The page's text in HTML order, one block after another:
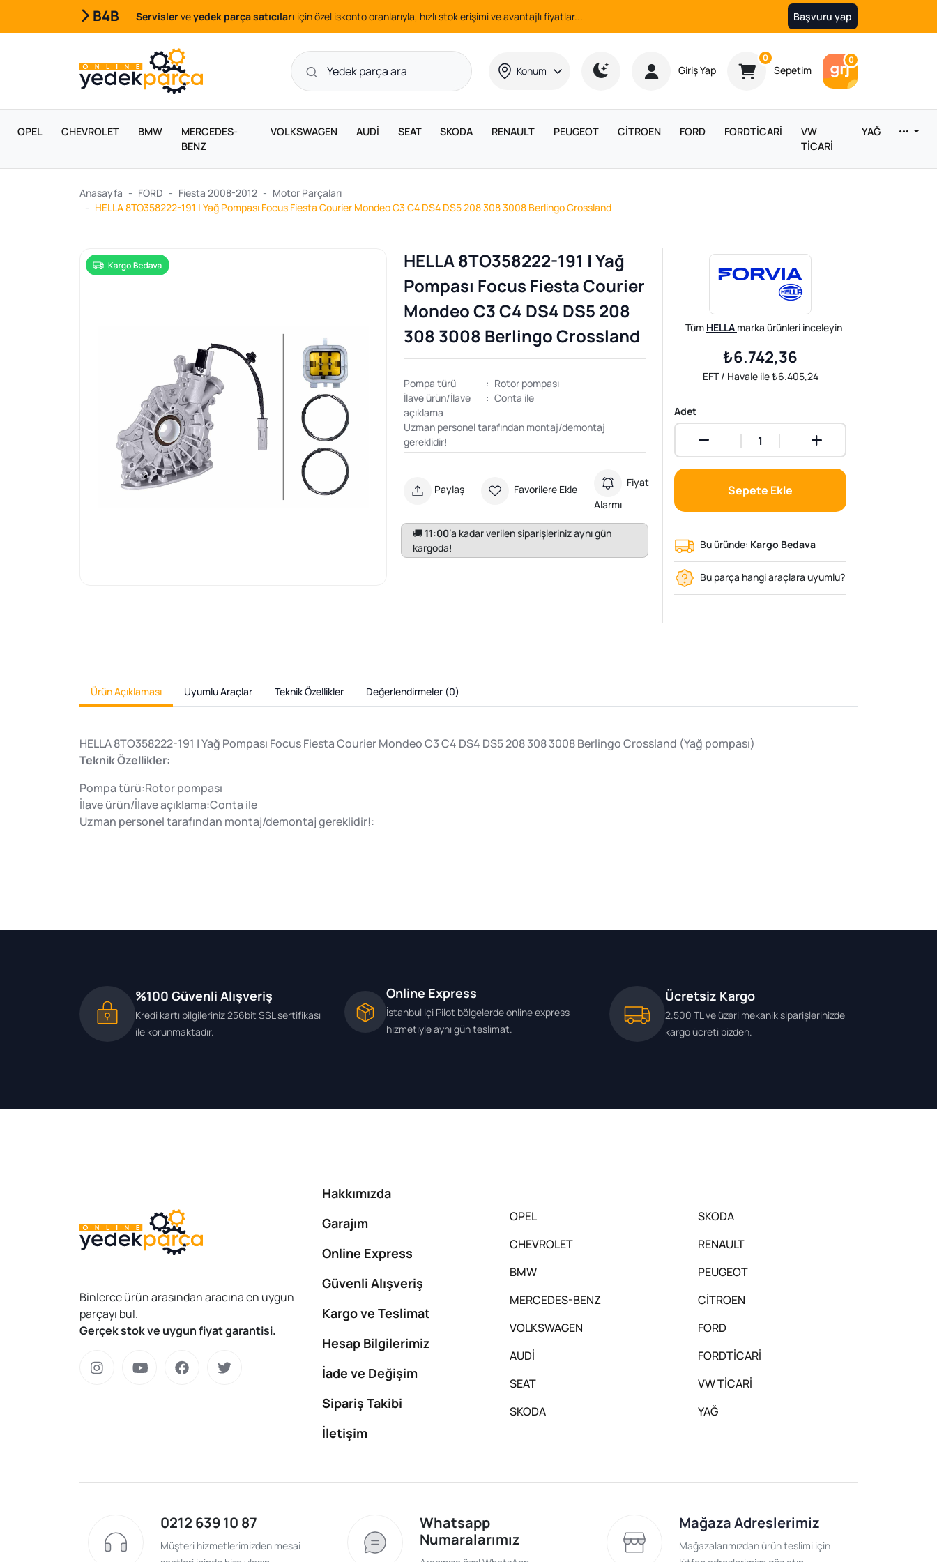
B4B Servislerveyedek parça satıcıları için özel iskonto oranlarıyla, hızlı stok erişimi ve avantajlı fiyatlar... Başvuru yap
Konum Giriş Yap
0Ürün sayısı
Sepetim
0Araç sayısı
OPEL CHEVROLET BMW
MERCEDES-
BENZ
VOLKSWAGEN AUDİ SEAT SKODA RENAULT PEUGEOT CİTROEN FORD FORDTİCARİ
VW
TİCARİ
YAĞ
Anasayfa FORD Fiesta 2008-2012
Motor Parçaları
HELLA 8TO358222-191 | Yağ Pompası Focus Fiesta Courier Mondeo C3 C4 DS4 DS5 208 308 3008 Berlingo Crossland
HELLA 8TO358222-191 | Yağ
Pompası Focus Fiesta Courier
Mondeo C3 C4 DS4 DS5 208
308 3008 Berlingo Crossland
Pompa türü : Rotor pompası
İlave ürün/İlave
açıklama
: Conta ile
Uzman personel tarafından montaj/demontaj
gereklidir!
Paylaş Favorilere Ekle
Fiyat
Alarmı
🚚11:00’a kadar verilen siparişleriniz aynı gün
kargoda!
Tüm HELLA marka ürünleri inceleyin
₺6.742,36
EFT / Havale ile ₺6.405,24
Adet
Sepete Ekle
Bu üründe: Kargo Bedava
Bu parça hangi araçlara uyumlu?
Ürün Açıklaması Uyumlu Araçlar Teknik Özellikler Değerlendirmeler (0)
HELLA 8TO358222-191 | Yağ Pompası Focus Fiesta Courier Mondeo C3 C4 DS4 DS5 208 308 3008 Berlingo Crossland (Yağ pompası)
Teknik Özellikler:
Pompa türü:Rotor pompası
İlave ürün/İlave açıklama:Conta ile
Uzman personel tarafından montaj/demontaj gereklidir!:
%100 Güvenli Alışveriş
Kredi kartı bilgileriniz 256bit SSL sertifikası
ile korunmaktadır.
Online Express
İstanbul içi Pilot bölgelerde online express
hizmetiyle aynı gün teslimat.
Ücretsiz Kargo
2.500 TL ve üzeri mekanik siparişlerinizde
kargo ücreti bizden.
Binlerce ürün arasından aracına en uygun
parçayı bul.
Gerçek stok ve uygun fiyat garantisi.
Hakkımızda
Garajım
Online Express
Güvenli Alışveriş
Kargo ve Teslimat
Hesap Bilgilerimiz
İade ve Değişim
Sipariş Takibi
İletişim
OPEL
CHEVROLET
BMW
MERCEDES-BENZ
VOLKSWAGEN
AUDİ
SEAT
SKODA
SKODA
RENAULT
PEUGEOT
CİTROEN
FORD
FORDTİCARİ
VW TİCARİ
YAĞ
0212 639 10 87
Müşteri hizmetlerimizden mesai
Whatsapp
Numaralarımız
Mağaza Adreslerimiz
Mağazalarımızdan ürün teslimi için